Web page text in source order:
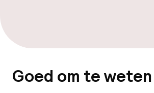
Goed om te weten